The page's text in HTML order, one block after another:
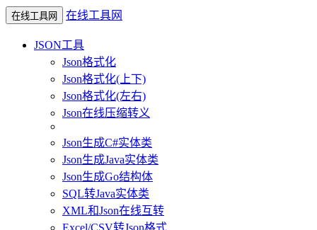
在线工具网 在线工具网
JSON工具
Json格式化
Json格式化(上下)
Json格式化(左右)
Json在线压缩转义
Json生成C#实体类
Json生成Java实体类
Json生成Go结构体
SQL转Java实体类
XML和Json在线互转
Excel/CSV转Json格式